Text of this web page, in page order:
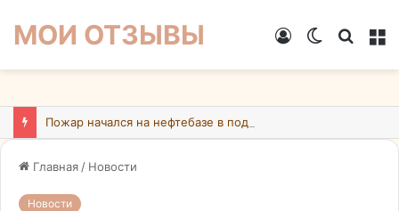
МОИ ОТЗЫВЫ
Switch
Войти
Главная / Новости
Новости